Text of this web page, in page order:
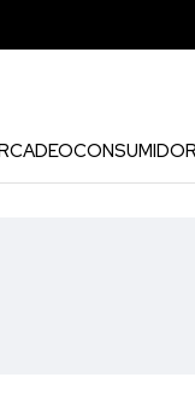
CONSUMIDOR